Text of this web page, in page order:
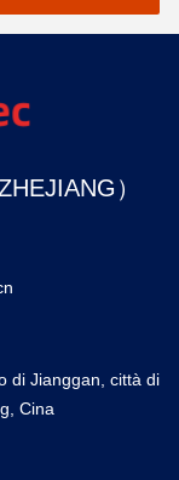
）
di Jianggan, città di
Cina